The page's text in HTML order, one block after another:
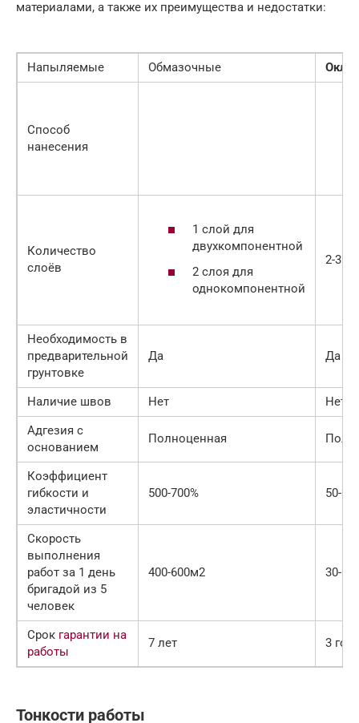
материалами, а также их преимущества и недостатки:
Напыляемые Обмазочные
Способ
нанесения
Количество
слоёв
1 слой для
двухкомпонентной
2 слоя для
однокомпонентной
2-3
Необходимость в
предварительной
грунтовке
Да Да
Наличие швов Нет
Нет
Адгезия с
основанием
Полноценная
Коэффициент
гибкости и
эластичности
500-700% 50-
Скорость
выполнения
работ за 1 день
бригадой из 5
человек
400-600м2 30-
Срок гарантии на
работы
7 лет 3 года
Тонкости работы